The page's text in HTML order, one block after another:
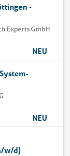
-
Experts GmbH
NEU
NEU
w/d)